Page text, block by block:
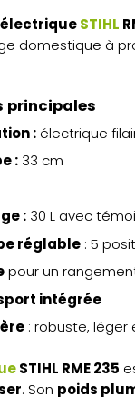
STIHL
domestique à
principales
: électrique
: 33 cm
: 30 L avec
réglable : 5
pour un
intégrée
: robuste, léger
STIHL RME 235
. Son poids